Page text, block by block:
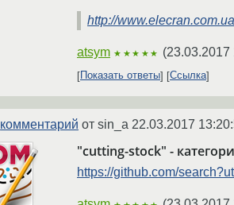
http://
atsym ★★★★★ (23.03.2017
Показать ответы Ссылка
комментарий от sin_a 22.03.2017
"cutting-stock" -
https://github.com/